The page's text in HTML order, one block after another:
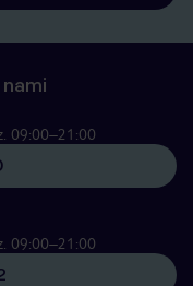
09:00–21:00
09:00–21:00